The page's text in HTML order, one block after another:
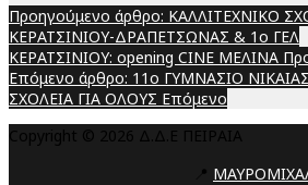
Προηγούμενο άρθρο: ΚΑΛΛΙΤΕΧΝΙΚΟ
ΚΕΡΑΤΣΙΝΙΟΥ-ΔΡΑΠΕΤΣΩΝΑΣ & 1ο ΓΕΛ
ΚΕΡΑΤΣΙΝΙΟΥ: opening CINE ΜΕΛΙΝΑ
Επόμενο άρθρο: 11ο ΓΥΜΝΑΣΙΟ
ΣΧΟΛΕΙΑ ΓΙΑ ΟΛΟΥΣ Επόμενο
Copyright © 2026 Δ.Δ.Ε ΠΕΙΡΑΙΑ
📍